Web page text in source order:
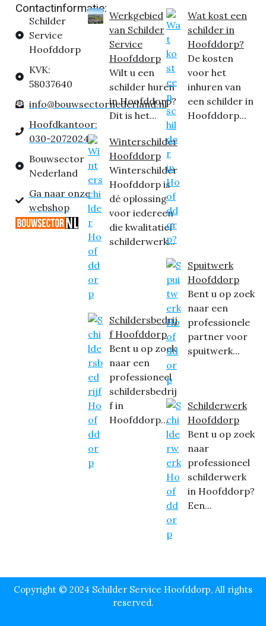
Contactinformatie:
Schilder
Service
Hoofddorp
KVK:
58037640
info@bouwsectornederland.nl
Hoofdkantoor:
030-2072024
Bouwsector
Nederland
Ga naar onze
webshop
Werkgebied
van Schilder
Service
Hoofddorp
Wilt u een
schilder huren
in Hoofddorp?
Dit is het...
Winterschilder
Hoofddorp
Winterschilder
Hoofddorp is
dé oplossing
voor iedereen
die kwalitatief
schilderwerk...
Schildersbedrij
f Hoofddorp
Bent u op zoek
naar een
professioneel
schildersbedrij
f in
Hoofddorp...
Wat kost een
schilder in
Hoofddorp?
De kosten
voor het
inhuren van
een schilder in
Hoofddorp...
Spuitwerk
Hoofddorp
Bent u op zoek
naar een
professionele
partner voor
spuitwerk...
Schilderwerk
Hoofddorp
Bent u op zoek
naar
professioneel
schilderwerk
in Hoofddorp?
Een...
Copyright © 2024 Schilder Service Hoofddorp, All rights
reserved.